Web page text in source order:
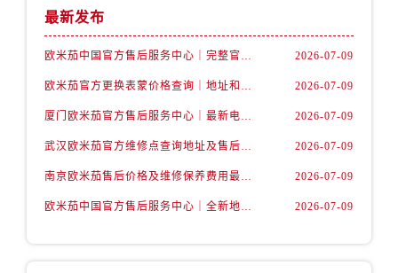
山东省莱芜市文化南路8号银座商城名表维修一楼名表维修欧米茄售后服务中心（需提前预约）
最新发布
欧米茄中国官方售后服务中心｜完整官方电话和网点地址权威信息通知（2026年7月更新） 2026-07-09
欧米茄官方更换表蒙价格查询｜地址和全部热线权威信息公告（2026年7月最新） 2026-07-09
厦门欧米茄官方售后服务中心｜最新电话和详细维修地址权威信息公示（2026年7月更新） 2026-07-09
武汉欧米茄官方维修点查询地址及售后保养服务权威公示（2026年7月最新） 2026-07-09
南京欧米茄售后价格及维修保养费用最新报价单权威公示（2026年7月最新） 2026-07-09
欧米茄中国官方售后服务中心｜全新地址与官方售后热线权威信息公告（2026年7月最新） 2026-07-09